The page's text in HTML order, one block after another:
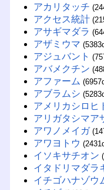
アカリタッチ
アクセス統計
アサギマダラ
アザミウマ
アジュバント
アバメクチン
アファーム
アブラムシ
アメリカシロヒ
アリガタシマア
アワノメイガ
アワヨトウ
イソキサチオン
イタドリマダラ
イチゴハナゾウ